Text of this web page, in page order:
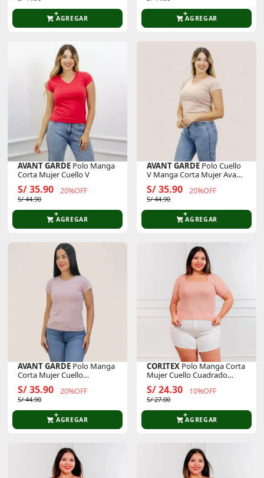
AGREGAR AGREGAR
AVANT GARDE Polo Manga
Corta Mujer Cuello V
S/ 35.90 20%OFF
S/ 44.90
AGREGAR
AVANT GARDE Polo Cuello
V Manga Corta Mujer Avant
Garde Pv220101ag
S/ 35.90 20%OFF
S/ 44.90
AGREGAR
AVANT GARDE Polo Manga
Corta Mujer Cuello
Redondo
S/ 35.90 20%OFF
S/ 44.90
AGREGAR
CORITEX Polo Manga Corta
Mujer Cuello Cuadrado
Acanalada
S/ 24.30 10%OFF
S/ 27.00
AGREGAR